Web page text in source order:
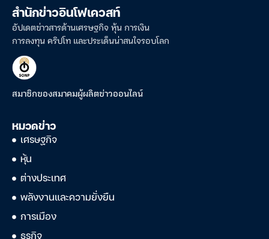
สำนักข่าวอินโฟเควสท์
อัปเดตข่าวสารด้านเศรษฐกิจ หุ้น การเงิน
การลงทุน คริปโท และประเด็นน่าสนใจรอบโลก
สมาชิกของสมาคมผู้ผลิตข่าวออนไลน์
หมวดข่าว
เศรษฐกิจ
หุ้น
ต่างประเทศ
พลังงานและความยั่งยืน
การเมือง
ธุรกิจ